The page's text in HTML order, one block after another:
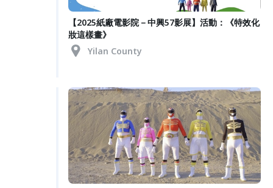
【2025紙廠電影院－中興57影展】活動：《特效化
妝這樣畫》
Yilan County